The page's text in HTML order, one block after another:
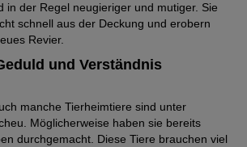
in der Regel neugieriger und mutiger. Sie
schnell aus der Deckung und erobern
Revier.
und Verständnis
manche Tierheimtiere sind unter
Möglicherweise haben sie bereits
durchgemacht. Diese Tiere brauchen viel